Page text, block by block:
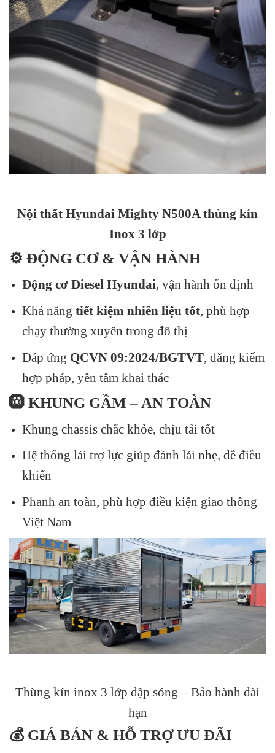
Nội thất Hyundai Mighty N500A thùng kín
Inox 3 lớp
⚙️ ĐỘNG CƠ & VẬN HÀNH
Động cơ Diesel Hyundai, vận hành ổn định
Khả năng tiết kiệm nhiên liệu tốt, phù hợp
chạy thường xuyên trong đô thị
Đáp ứng QCVN 09:2024/BGTVT, đăng kiểm
hợp pháp, yên tâm khai thác
🛞 KHUNG GẦM – AN TOÀN
Khung chassis chắc khỏe, chịu tải tốt
Hệ thống lái trợ lực giúp đánh lái nhẹ, dễ điều
khiển
Phanh an toàn, phù hợp điều kiện giao thông
Việt Nam
Thùng kín inox 3 lớp dập sóng – Bảo hành dài
hạn
💰 GIÁ BÁN & HỖ TRỢ ƯU ĐÃI